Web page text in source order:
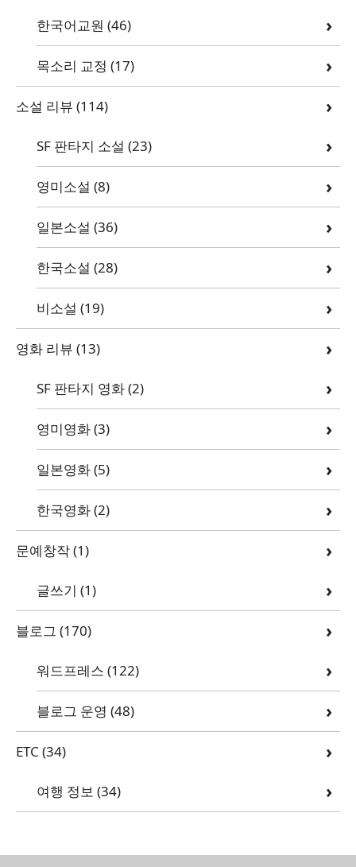
한국어교원 (46)
목소리 교정 (17)
소설 리뷰 (114)
SF 판타지 소설 (23)
영미소설 (8)
일본소설 (36)
한국소설 (28)
비소설 (19)
영화 리뷰 (13)
SF 판타지 영화(2)
영미영화(3)
일본영화(5)
한국영화(2)
문예창작(1)
글쓰기 (1)
블로그 (170)
워드프레스 (122)
블로그 운영 (48)
ETC (34)
여행 정보 (34)